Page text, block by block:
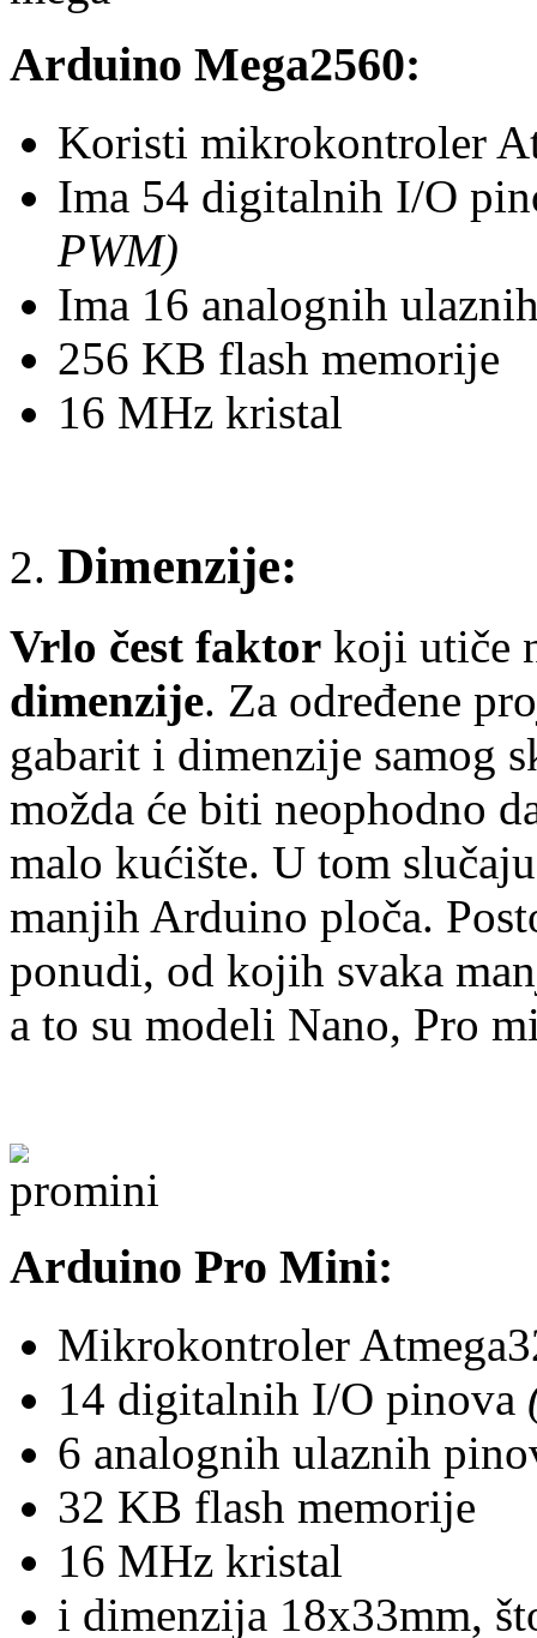
Arduino Mega2560:
Koristi mikrokontroler
Ima 54 digitalnih I/O
PWM)
Ima 16 analognih
256 KB flash memorije
16 MHz kristal
Dimenzije:
Vrlo čest faktor koji utiče
dimenzije. Za određene
gabarit i dimenzije samog
možda će biti neophodno
malo kućište. U tom
manjih Arduino ploča.
ponudi, od kojih svaka
a to su modeli Nano, Pro
Arduino Pro Mini:
Mikrokontroler
14 digitalnih I/O pinova
6 analognih ulaznih
32 KB flash memorije
16 MHz kristal
i dimenzija 18x33mm,